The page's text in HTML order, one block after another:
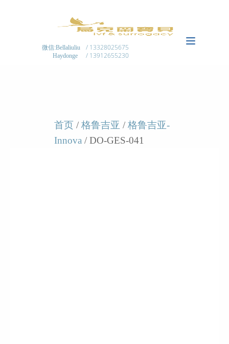
微信:Bellaliuliu
Haydonge
/ 13328025675
/ 13912655230
首页 / 格鲁吉亚 / 格鲁吉亚-
Innova / DO-GES-041